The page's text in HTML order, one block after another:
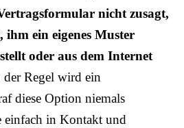
nicht zusagt,
ihm ein eigenes Muster
oder aus dem Internet
der Regel wird ein
diese Option niemals
einfach in Kontakt und